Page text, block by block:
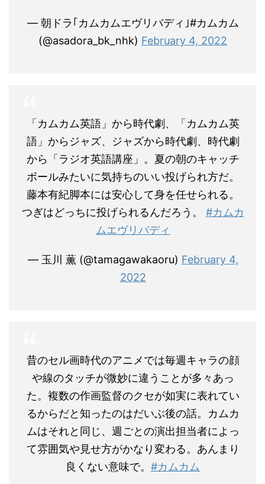
— 朝ドラ｢カムカムエヴリバディ｣#カムカム
(@asadora_bk_nhk) February 4, 2022
「カムカム英語」から時代劇、「カムカム英
語」からジャズ、ジャズから時代劇、時代劇
から「ラジオ英語講座」。夏の朝のキャッチ
ボールみたいに気持ちのいい投げられ方だ。
藤本有紀脚本には安心して身を任せられる。
つぎはどっちに投げられるんだろう。 #カムカ
ムエヴリバディ
— 玉川 薫 (@tamagawakaoru) February 4,
2022
昔のセル画時代のアニメでは毎週キャラの顔
や線のタッチが微妙に違うことが多々あっ
た。複数の作画監督のクセが如実に表れてい
るからだと知ったのはだいぶ後の話。カムカ
ムはそれと同じ、週ごとの演出担当者によっ
て雰囲気や見せ方がかなり変わる。あんまり
良くない意味で。 #カムカム